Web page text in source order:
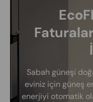
Sabah güneşi
eviniz için güneş
enerjiyi otomatik